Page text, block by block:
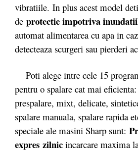
vibratiile. In plus acest model
de protectie impotriva
automat alimentarea cu apa in
detecteaza scurgeri sau pierderi
Poti alege intre cele 15
pentru o spalare cat mai
prespalare, mixt, delicate,
spalare manuala, spalare rapida
speciale ale masini Sharp sunt:
expres zilnic incarcare maxima